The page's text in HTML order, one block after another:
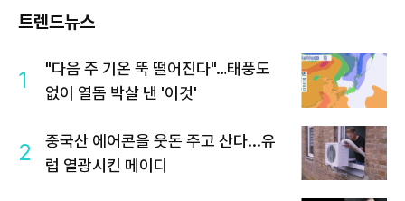
트렌드뉴스
1
"다음 주 기온 뚝 떨어진다"…태풍도
없이 열돔 박살 낸 '이것'
2
중국산 에어콘을 웃돈 주고 산다...유
럽 열광시킨 메이디